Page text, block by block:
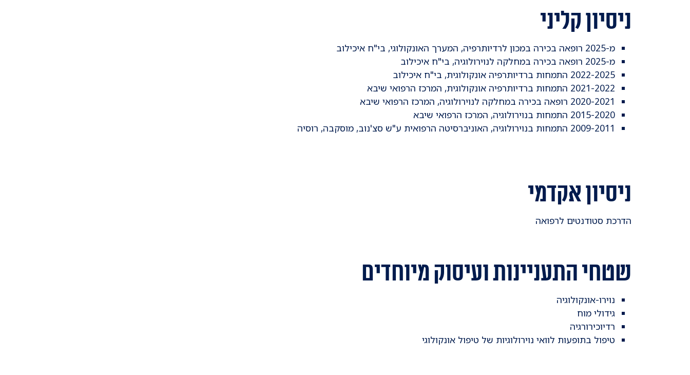
ניסיון קליני
מ-2025 רופאה בכירה במכון לרדיותרפיה, המערך האונקולוגי, בי"ח איכילוב
מ-2025 רופאה בכירה במחלקה לנוירולוגיה, בי"ח איכילוב
2022-2025 התמחות ברדיותרפיה אונקולוגית, בי"ח איכילוב
2021-2022 התמחות ברדיותרפיה אונקולוגית, המרכז הרפואי שיבא
2020-2021 רופאה בכירה במחלקה לנוירולוגיה, המרכז הרפואי שיבא
2015-2020 התמחות בנוירולוגיה, המרכז הרפואי שיבא
2009-2011 התמחות בנוירולוגיה, האוניברסיטה הרפואית ע"ש סצ'נוב, מוסקבה, רוסיה
ניסיון אקדמי
הדרכת סטודנטים לרפואה
שטחי התעניינות ועיסוק מיוחדים
נוירו-אונקולוגיה
גידולי מוח
רדיוכירורגיה
טיפול בתופעות לוואי נוירולוגיות של טיפול אונקולוגי